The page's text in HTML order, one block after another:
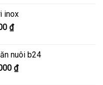
6.300.000 ₫
đến
inox
₫Khoảng
5.900.000 ₫
đến
nuôi b24
₫Khoảng